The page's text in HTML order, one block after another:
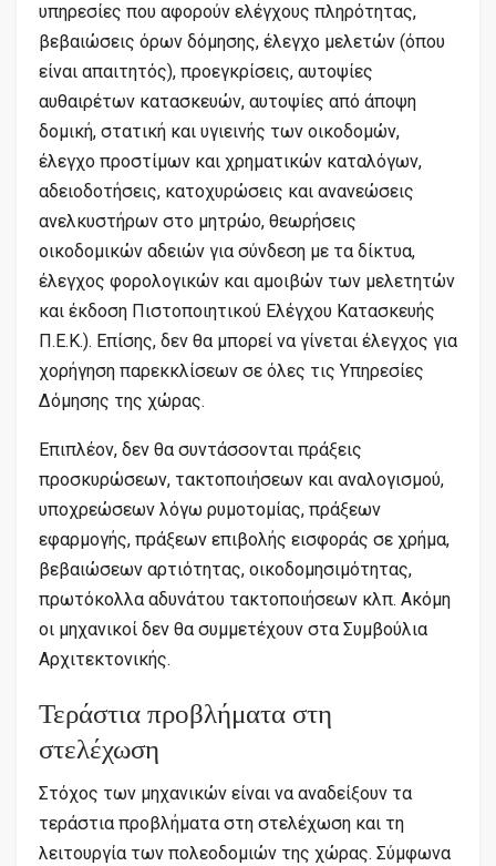
υπηρεσίες που αφορούν ελέγχους πληρότητας,
βεβαιώσεις όρων δόμησης, έλεγχο μελετών (όπου
είναι απαιτητός), προεγκρίσεις, αυτοψίες
αυθαιρέτων κατασκευών, αυτοψίες από άποψη
δομική, στατική και υγιεινής των οικοδομών,
έλεγχο προστίμων και χρηματικών καταλόγων,
αδειοδοτήσεις, κατοχυρώσεις και ανανεώσεις
ανελκυστήρων στο μητρώο, θεωρήσεις
οικοδομικών αδειών για σύνδεση με τα δίκτυα,
έλεγχος φορολογικών και αμοιβών των μελετητών
και έκδοση Πιστοποιητικού Ελέγχου Κατασκευής
Π.Ε.Κ.). Επίσης, δεν θα μπορεί να γίνεται έλεγχος για
χορήγηση παρεκκλίσεων σε όλες τις Υπηρεσίες
Δόμησης της χώρας.
Επιπλέον, δεν θα συντάσσονται πράξεις
προσκυρώσεων, τακτοποιήσεων και αναλογισμού,
υποχρεώσεων λόγω ρυμοτομίας, πράξεων
εφαρμογής, πράξεων επιβολής εισφοράς σε χρήμα,
βεβαιώσεων αρτιότητας, οικοδομησιμότητας,
πρωτόκολλα αδυνάτου τακτοποιήσεων κλπ. Ακόμη
οι μηχανικοί δεν θα συμμετέχουν στα Συμβούλια
Αρχιτεκτονικής.
Τεράστια προβλήματα στη
στελέχωση
Στόχος των μηχανικών είναι να αναδείξουν τα
τεράστια προβλήματα στη στελέχωση και τη
λειτουργία των πολεοδομιών της χώρας. Σύμφωνα